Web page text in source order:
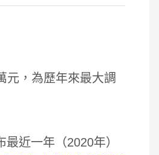
元，為歷年來最大調
近一年（2020年）